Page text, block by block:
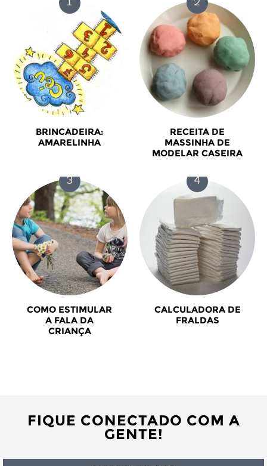
BRINCADEIRA:
AMARELINHA
RECEITA DE
MASSINHA DE
MODELAR CASEIRA
COMO ESTIMULAR
A FALA DA
CRIANÇA
CALCULADORA DE
FRALDAS
FIQUE CONECTADO COM A
GENTE!